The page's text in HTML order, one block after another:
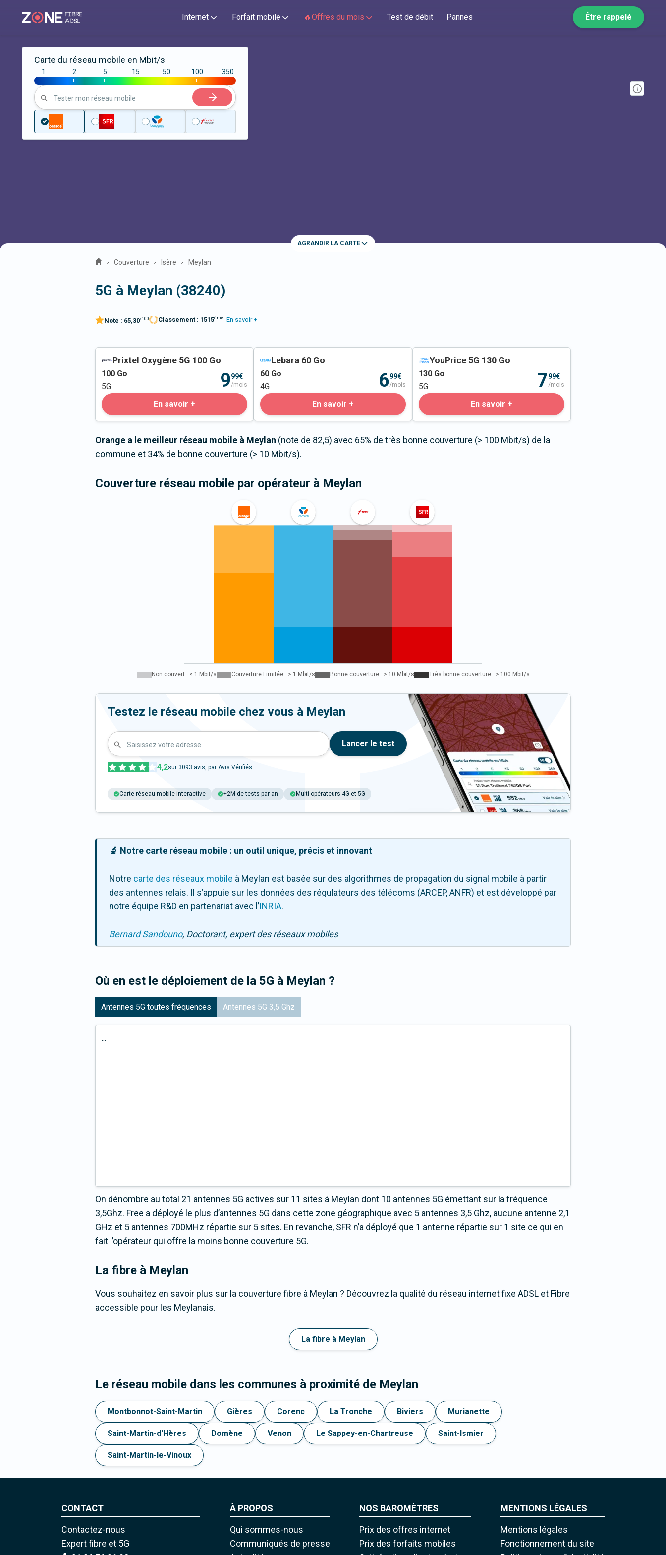
Internet Forfait mobile 🔥Offres du mois Test de débit Pannes Être rappelé
Carte du réseau mobile en Mbit/s
|
1
|
2
|
5
|
15
|
50
|
100
|
350
Tester mon réseau mobile
AGRANDIR LA CARTE
Couverture Isère Meylan
5G à Meylan (38240)
Note : 65,30/100 Classement : 1515ème En savoir +
Prixtel Oxygène 5G 100 Go
100 Go
5G
999€
/mois
En savoir +
Lebara 60 Go
60 Go
4G
699€
/mois
En savoir +
YouPrice 5G 130 Go
130 Go
5G
799€
/mois
En savoir +
Orange a le meilleur réseau mobile à Meylan (note de 82,5) avec 65% de très bonne couverture (> 100 Mbit/s) de la
commune et 34% de bonne couverture (> 10 Mbit/s).
Couverture réseau mobile par opérateur à Meylan
Non couvert : < 1 Mbit/s Couverture Limitée : > 1 Mbit/s Bonne couverture : > 10 Mbit/s Très bonne couverture : > 100 Mbit/s
Testez le réseau mobile chez vous à Meylan
Saisissez votre adresse Lancer le test
4,2sur 3093 avis, par Avis Vérifiés
Carte réseau mobile interactive +2M de tests par an Multi-opérateurs 4G et 5G
🔬 Notre carte réseau mobile : un outil unique, précis et innovant
Notre carte des réseaux mobile à Meylan est basée sur des algorithmes de propagation du signal mobile à partir
des antennes relais. Il s’appuie sur les données des régulateurs des télécoms (ARCEP, ANFR) et est développé par
notre équipe R&D en partenariat avec l ’INRIA.
Bernard Sandouno, Doctorant, expert des réseaux mobiles
Où en est le déploiement de la 5G à Meylan ?
Antennes 5G toutes fréquences Antennes 5G 3,5 Ghz
...
On dénombre au total 21 antennes 5G actives sur 11 sites à Meylan dont 10 antennes 5G émettant sur la fréquence
3,5Ghz. Free a déployé le plus d’antennes 5G dans cette zone géographique avec 5 antennes 3,5 Ghz, aucune antenne 2,1
GHz et 5 antennes 700MHz répartie sur 5 sites. En revanche, SFR n’a déployé que 1 antenne répartie sur 1 site ce qui en
fait l’opérateur qui offre la moins bonne couverture 5G.
La fibre à Meylan
Vous souhaitez en savoir plus sur la couverture fibre à Meylan ? Découvrez la qualité du réseau internet fixe ADSL et Fibre
accessible pour les Meylanais.
La fibre à Meylan
Le réseau mobile dans les communes à proximité de Meylan
Montbonnot-Saint-Martin Gières Corenc La Tronche Biviers Murianette
Saint-Martin-d'Hères Domène Venon Le Sappey-en-Chartreuse Saint-Ismier
Saint-Martin-le-Vinoux
CONTACT
Contactez-nous
Expert fibre et 5G
À PROPOS
Qui sommes-nous
Communiqués de presse
NOS BAROMÈTRES
Prix des offres internet
Prix des forfaits mobiles
MENTIONS LÉGALES
Mentions légales
Fonctionnement du site